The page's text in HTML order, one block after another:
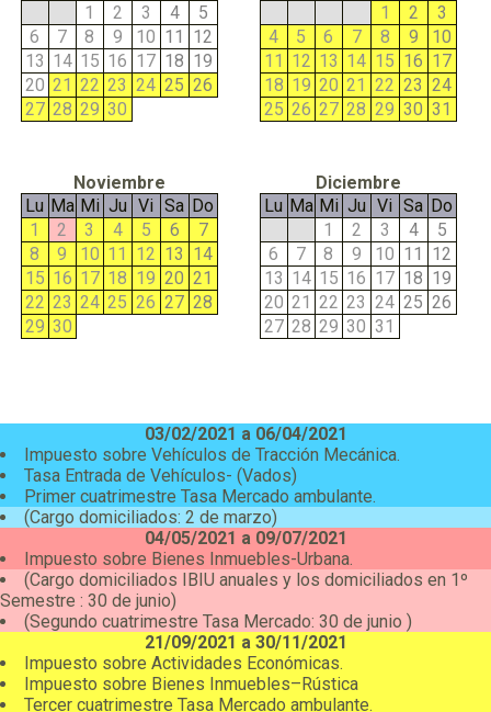
1
2 3 4
5
6
7 8 9 10 11
12
13 14 15 16 17 18 19
20 21 22 23 24 25 26
27 28 29 30
1
2
3
4
5 6 7 8 9
10
11 12 13 14 15 16 17
18 19 20 21 22 23 24
25 26 27 28 29 30 31
Noviembre
Lu Ma Mi Ju Vi Sa Do
1
2 3 4 5 6
7
8
9 10 11 12 13 14
15 16 17 18 19 20 21
22 23 24 25 26 27 28
29 30
Diciembre
Lu Ma Mi Ju Vi Sa Do
1
2 3 4
5
6
7 8 9 10 11
12
13 14 15 16 17 18 19
20 21 22 23 24 25 26
27 28 29 30 31
03/02/2021 a 06/04/2021
Impuesto sobre Vehículos de Tracción Mecánica.
Tasa Entrada de Vehículos- (Vados)
Primer cuatrimestre Tasa Mercado ambulante.
(Cargo domiciliados: 2 de marzo)
04/05/2021 a 09/07/2021
Impuesto sobre Bienes Inmuebles-Urbana.
(Cargo domiciliados IBIU anuales y los domiciliados en 1º
Semestre : 30 de junio)
(Segundo cuatrimestre Tasa Mercado: 30 de junio )
21/09/2021 a 30/11/2021
Impuesto sobre Actividades Económicas.
Impuesto sobre Bienes Inmuebles–Rústica
Tercer cuatrimestre Tasa Mercado ambulante.